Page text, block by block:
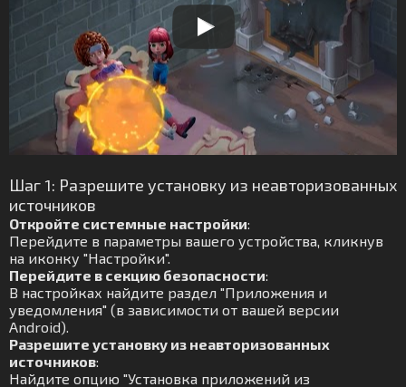
Шаг 1: Разрешите установку из неавторизованных
источников
Откройте системные настройки:
Перейдите в параметры вашего устройства, кликнув
на иконку "Настройки".
Перейдите в секцию безопасности:
В настройках найдите раздел "Приложения и
уведомления" (в зависимости от вашей версии
Android).
Разрешите установку из неавторизованных
источников:
Найдите опцию "Установка приложений из